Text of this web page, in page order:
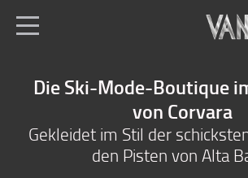
Home
Skimode
Fashion boutique
Die Ski-Mode-Boutique
von Corvara
Gekleidet im Stil der
den Pisten von Alta